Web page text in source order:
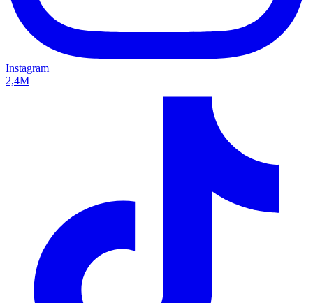
Instagram
2,4M